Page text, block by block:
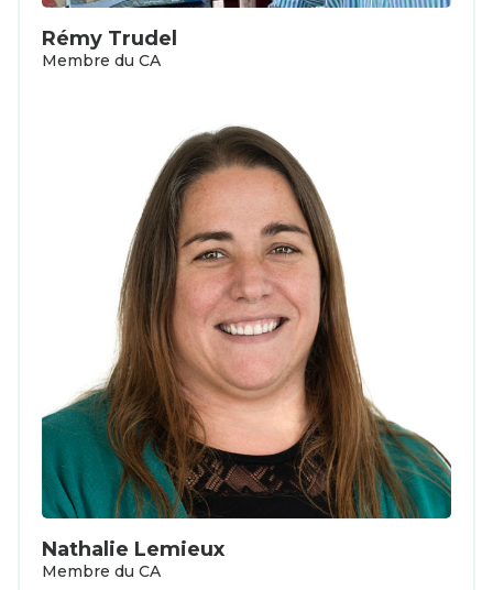
Rémy Trudel
Membre du CA
Nathalie Lemieux
Membre du CA